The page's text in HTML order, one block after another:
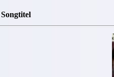
Songtitel